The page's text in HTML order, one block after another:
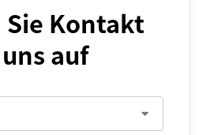
Sie Kontakt
auf